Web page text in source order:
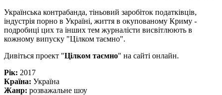
Українська контрабанда, тіньовий заробіток податківців,
індустрія порно в Україні, життя в окупованому Криму -
подробиці цих та інших тем журналісти висвітлюють в
кожному випуску "Цілком таємно".
Дивіться проект "Цілком таємно" на сайті онлайн.
Рік: 2017
Країна: Україна
Жанр: розважальне шоу